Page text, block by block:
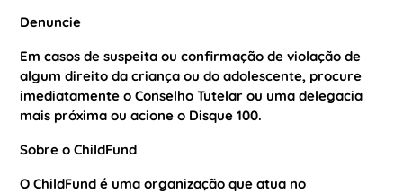
Denuncie
Em casos de suspeita ou confirmação de violação de
algum direito da criança ou do adolescente, procure
imediatamente o Conselho Tutelar ou uma delegacia
mais próxima ou acione o Disque 100.
Sobre o ChildFund
O ChildFund é uma organização que atua no